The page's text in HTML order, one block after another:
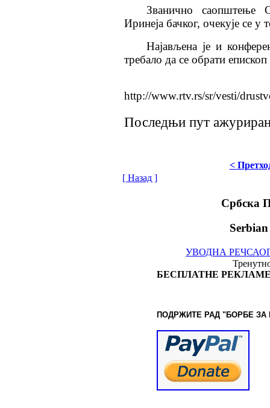
Званично саопштење
Иринеја бачког, очекује се у
Најављена је и
требало да се обрати
http://www.rtv.rs/sr/vesti/
Последњи пут
<
[ Назад ]
Србска
УВОДНА РЕЧ
БЕСПЛАТНЕ
ПОДРЖИТЕ РАД "БОРБЕ ЗА